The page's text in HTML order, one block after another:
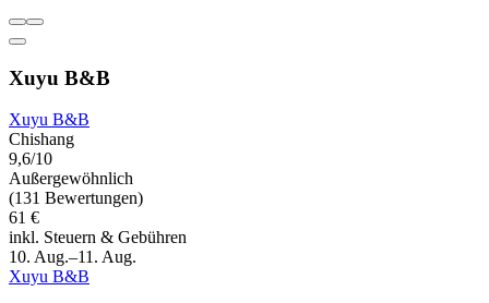
Xuyu B&B
Xuyu B&B
Chishang
9,6/10
Außergewöhnlich
(131 Bewertungen)
61 €
inkl. Steuern & Gebühren
10. Aug.–11. Aug.
Xuyu B&B